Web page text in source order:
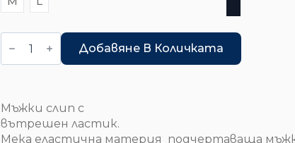
12.50 лв..
9.78 лв..
количество
за
-
Добавяне В Количката
Мъжки слип с
вътрешен ластик.
Мека еластична материя подчертаваща